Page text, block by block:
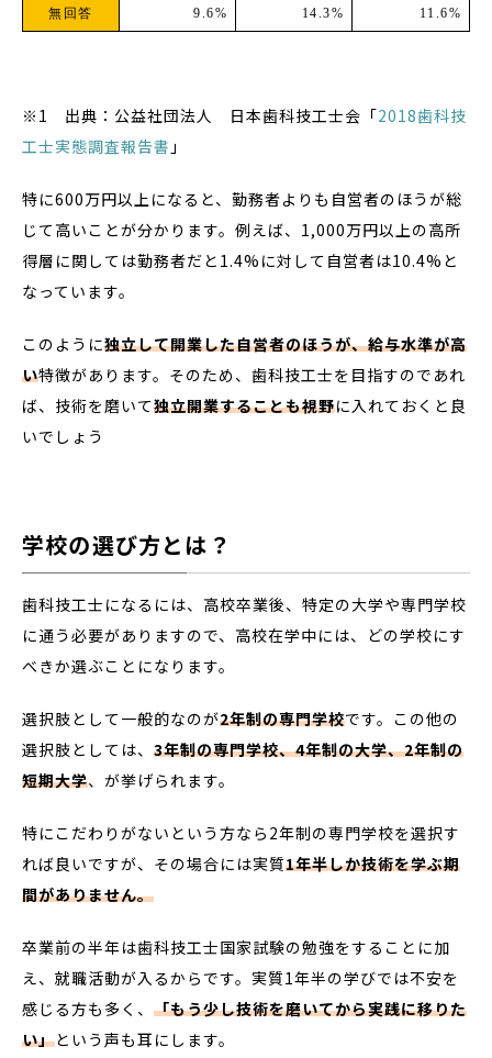
無回答 9.6% 14.3% 11.6%
※1 出典：公益社団法人 日本歯科技工士会「2018歯科技
工士実態調査報告書 」
特に600万円以上になると、勤務者よりも自営者のほうが総
じて高いことが分かります。例えば、1,000万円以上の高所
得層に関しては勤務者だと1.4%に対して自営者は10.4%と
なっています。
このように独立して開業した自営者のほうが、給与水準が高
い特徴があります。そのため、歯科技工士を目指すのであれ
ば、技術を磨いて独立開業することも視野に入れておくと良
いでしょう
学校の選び方とは？
歯科技工士になるには、高校卒業後、特定の大学や専門学校
に通う必要がありますので、高校在学中には、どの学校にす
べきか選ぶことになります。
選択肢として一般的なのが2年制の専門学校です。この他の
選択肢としては、 3年制の専門学校、4年制の大学、2年制の
短期大学、が挙げられます。
特にこだわりがないという方なら2年制の専門学校を選択す
れば良いですが、その場合には実質1年半しか技術を学ぶ期
間がありません。
卒業前の半年は歯科技工士国家試験の勉強をすることに加
え、就職活動が入るからです。実質1年半の学びでは不安を
感じる方も多く、 「もう少し技術を磨いてから実践に移りた
い」という声も耳にします。